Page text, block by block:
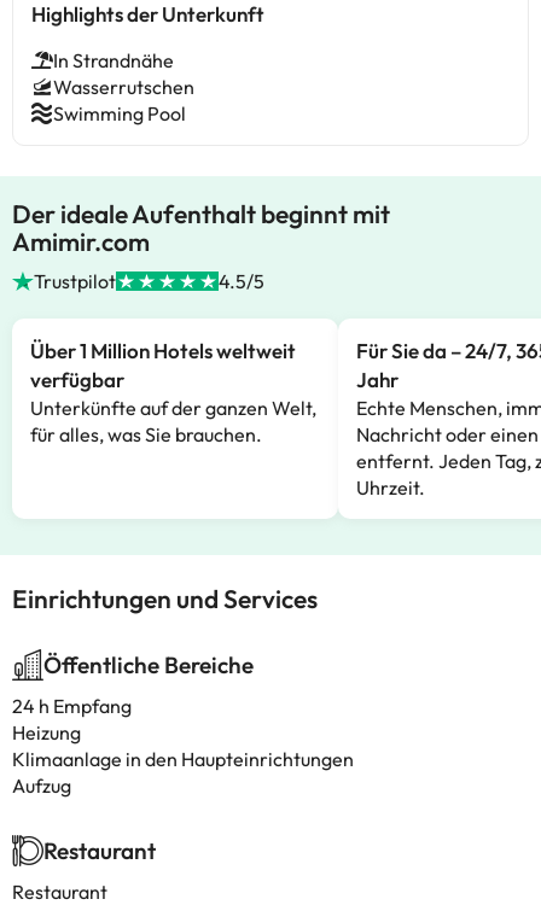
Highlights der Unterkunft
In Strandnähe
Wasserrutschen
Swimming Pool
Der ideale Aufenthalt beginnt mit
Amimir.com
Trustpilot 4.5/5
Über 1 Million Hotels weltweit
verfügbar
Unterkünfte auf der ganzen Welt,
für alles, was Sie brauchen.
Für Sie da – 24/7,
Jahr
Echte Menschen,
Nachricht oder
entfernt. Jeden Tag,
Uhrzeit.
Einrichtungen und Services
Öffentliche Bereiche
24 h Empfang
Heizung
Klimaanlage in den Haupteinrichtungen
Aufzug
Restaurant
Restaurant